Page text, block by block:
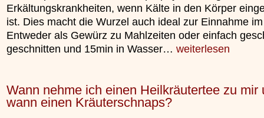
Erkältungskrankheiten, wenn Kälte in den Körper
ist. Dies macht die Wurzel auch ideal zur Einnahme
Entweder als Gewürz zu Mahlzeiten oder einfach
geschnitten und 15min in Wasser… weiterlesen
Wann nehme ich einen Heilkräutertee zu mir
wann einen Kräuterschnaps?